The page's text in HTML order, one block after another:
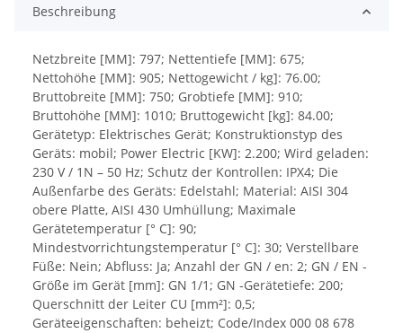
Beschreibung
Netzbreite [MM]: 797; Nettentiefe [MM]: 675;
Nettohöhe [MM]: 905; Nettogewicht / kg]: 76.00;
Bruttobreite [MM]: 750; Grobtiefe [MM]: 910;
Bruttohöhe [MM]: 1010; Bruttogewicht [kg]: 84.00;
Gerätetyp: Elektrisches Gerät; Konstruktionstyp des
Geräts: mobil; Power Electric [KW]: 2.200; Wird geladen:
230 V / 1N – 50 Hz; Schutz der Kontrollen: IPX4; Die
Außenfarbe des Geräts: Edelstahl; Material: AISI 304
obere Platte, AISI 430 Umhüllung; Maximale
Gerätetemperatur [° C]: 90;
Mindestvorrichtungstemperatur [° C]: 30; Verstellbare
Füße: Nein; Abfluss: Ja; Anzahl der GN / en: 2; GN / EN -
Größe im Gerät [mm]: GN 1/1; GN -Gerätetiefe: 200;
Querschnitt der Leiter CU [mm²]: 0,5;
Geräteeigenschaften: beheizt; Code/Index 000 08 678